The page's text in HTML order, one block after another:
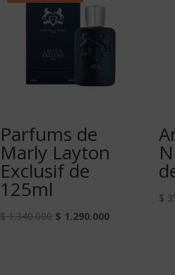
Parfums de
Marly Layton
Exclusif de
125ml
$1.340.000 $ 1.290.000
$